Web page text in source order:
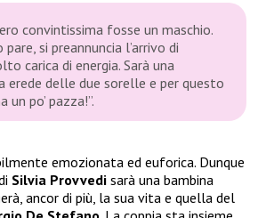
convintissima fosse un maschio.
si preannuncia l’arrivo di
carica di energia. Sarà una
erede delle due sorelle e per questo
un po’ pazza!”.
emozionata ed euforica. Dunque
Silvia Provvedi sarà una bambina
ancor di più, la sua vita e quella del